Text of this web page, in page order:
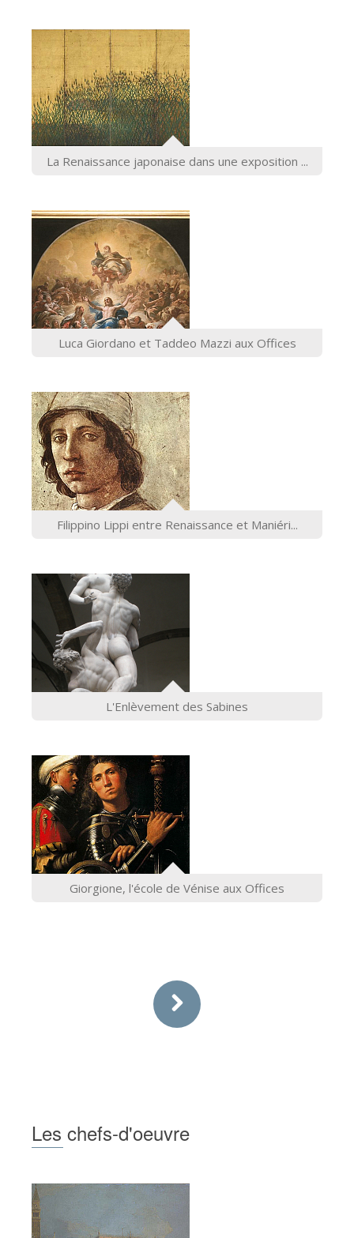
La Renaissance japonaise dans une exposition ...
Luca Giordano et Taddeo Mazzi aux Offices
Filippino Lippi entre Renaissance et Maniéri...
L'Enlèvement des Sabines
Giorgione, l'école de Vénise aux Offices
Les chefs-d'oeuvre